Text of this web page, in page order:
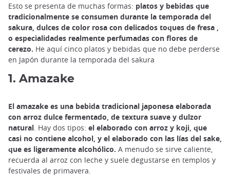
Esto se presenta de muchas formas: platos y bebidas que
tradicionalmente se consumen durante la temporada del
sakura, dulces de color rosa con delicados toques de fresa ,
o especialidades realmente perfumadas con flores de
cerezo. He aquí cinco platos y bebidas que no debe perderse
en Japón durante la temporada del sakura
1. Amazake
El amazake es una bebida tradicional japonesa elaborada
con arroz dulce fermentado, de textura suave y dulzor
natural. Hay dos tipos: el elaborado con arroz y koji, que
casi no contiene alcohol, y el elaborado con las lías del sake,
que es ligeramente alcohólico. A menudo se sirve caliente,
recuerda al arroz con leche y suele degustarse en templos y
festivales de primavera.